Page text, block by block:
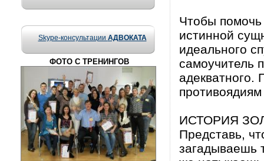
Skype-консультации АДВОКАТА
ФОТО С ТРЕНИНГОВ
Чтобы помочь
истинной
идеального
самоучитель
адекватного.
ИСТОРИЯ
Представь,
загадываешь